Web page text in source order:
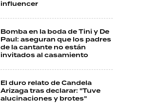
influencer
Bomba en la boda de Tini y De
Paul: aseguran que los padres
de la cantante no están
invitados al casamiento
El duro relato de Candela
Arizaga tras declarar: "Tuve
alucinaciones y brotes"